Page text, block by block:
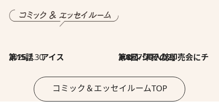
2026.7.30
第15話 アイス 2026.7.30
第8回「同人誌即売会にチャレンジ その2」
コミック＆エッセイルームTOP